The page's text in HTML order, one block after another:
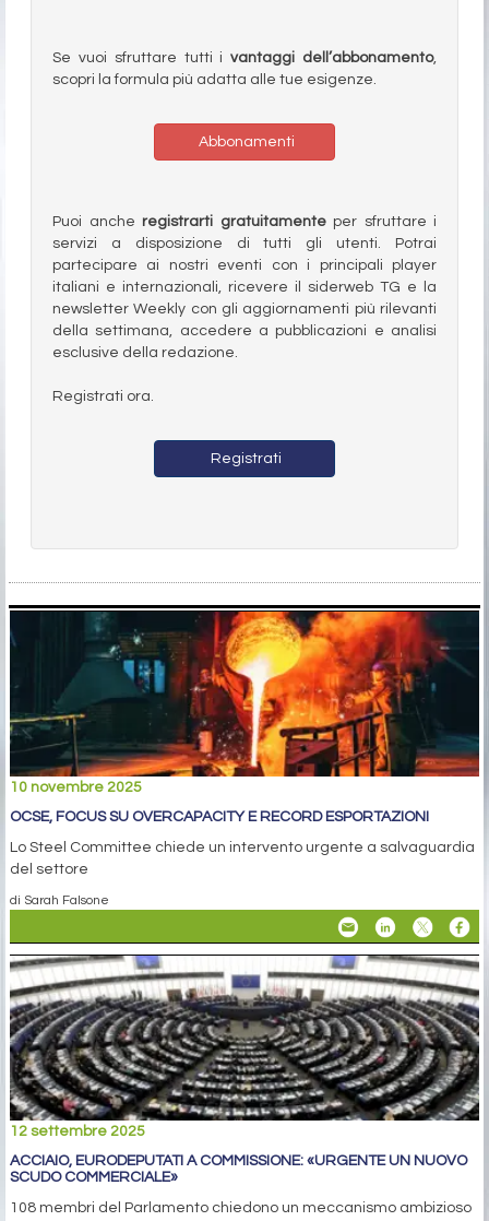
Se vuoi sfruttare tutti ivantaggi dell’abbonamento,
scopri la formula più adatta alle tue esigenze.
Abbonamenti
Puoi anche registrarti gratuitamenteper sfruttare i
servizi a disposizione di tutti gli utenti. Potrai
partecipare ai nostri eventi con i principali player
italiani e internazionali, ricevere il siderweb TG e la
newsletter Weekly con gli aggiornamenti più rilevanti
della settimana, accedere a pubblicazioni e analisi
esclusive della redazione.
Registrati ora.
Registrati
10 novembre 2025
OCSE, FOCUS SU OVERCAPACITY E RECORD ESPORTAZIONI
Lo Steel Committee chiede un intervento urgente a salvaguardia
del settore
di Sarah Falsone
12 settembre 2025
ACCIAIO, EURODEPUTATI A COMMISSIONE: «URGENTE UN NUOVO
SCUDO COMMERCIALE»
108 membri del Parlamento chiedono un meccanismo ambizioso